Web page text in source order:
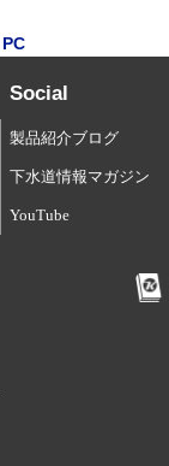
PC
Social
製品紹介ブログ
下水道情報マガジン
YouTube